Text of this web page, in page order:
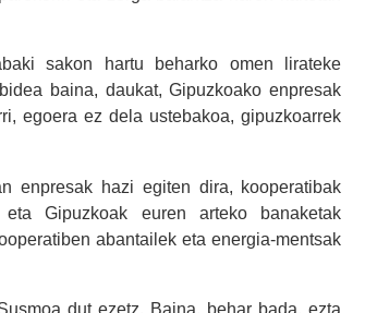
sakon hartu beharko omen lirateke
baina, daukat, Gipuzkoako enpresak
egoera ez dela ustebakoa, gipuzkoarrek
enpresak hazi egiten dira, kooperatibak
Gipuzkoak euren arteko banaketak
abantailek eta energia-mentsak
dut ezetz. Baina, behar bada, ezta